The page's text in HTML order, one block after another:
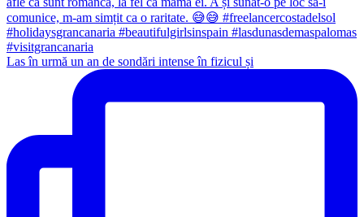
Las în urmă un an de sondări intense în fizicul și